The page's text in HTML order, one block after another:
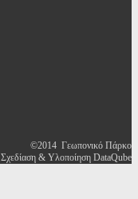
©2014 Γεωπονικό Πάρκο
Σχεδίαση & Υλοποίηση DataQube